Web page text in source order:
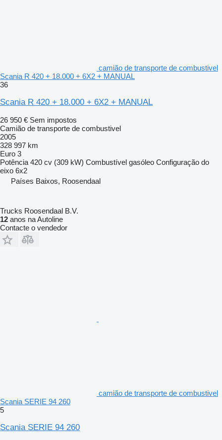
camião de transporte de combustivel
Scania R 420 + 18.000 + 6X2 + MANUAL
36
Scania R 420 + 18.000 + 6X2 + MANUAL
26 950 € Sem impostos
Camião de transporte de combustivel
2005
328 997 km
Euro 3
Potência 420 cv (309 kW) Combustível gasóleo Configuração do
eixo 6x2
Países Baixos, Roosendaal
Trucks Roosendaal B.V.
12 anos na Autoline
Contacte o vendedor
camião de transporte de combustivel
Scania SERIE 94 260
5
Scania SERIE 94 260